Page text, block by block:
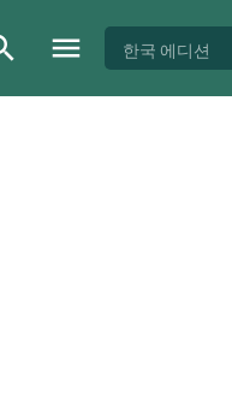
한국 에디션